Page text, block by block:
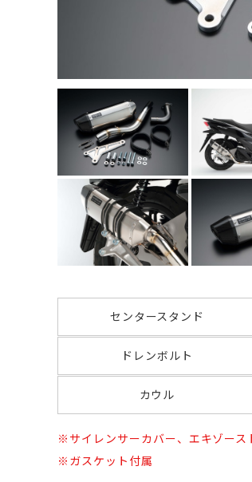
センタースタンド
ドレンボルト
カウル
サイレンサーカバー、エキゾース
ガスケット付属